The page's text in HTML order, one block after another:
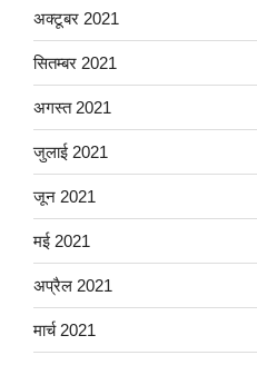
अक्टूबर 2021
सितम्बर 2021
अगस्त 2021
जुलाई 2021
जून 2021
मई 2021
अप्रैल 2021
मार्च 2021